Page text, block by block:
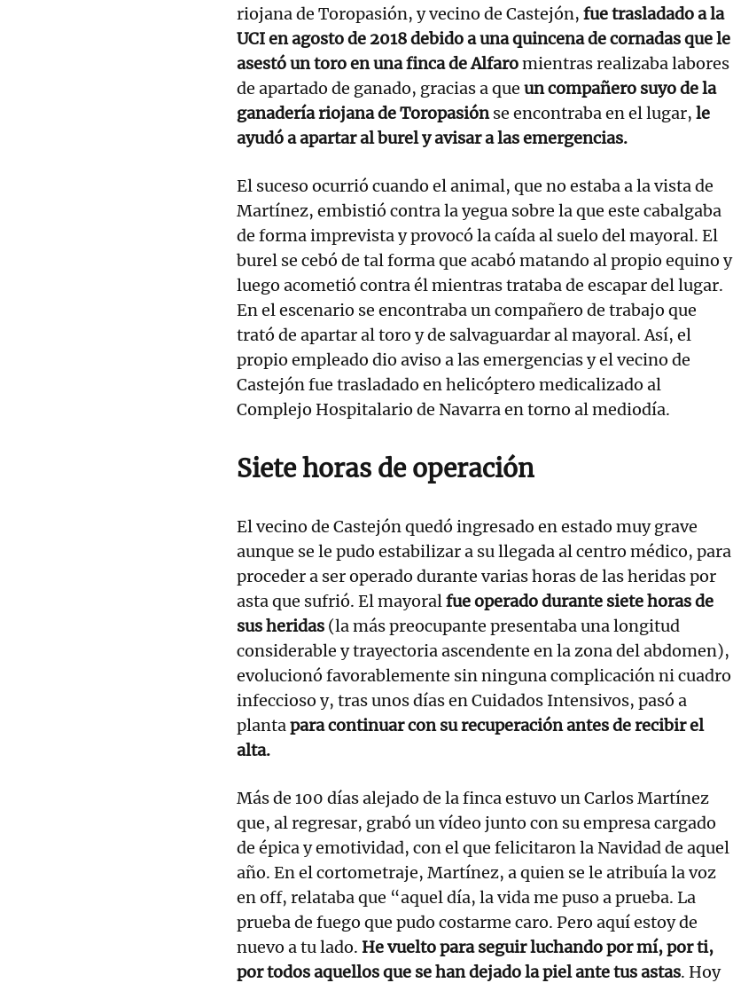
riojana de Toropasión, y vecino de Castejón, fue trasladado a la
UCI en agosto de 2018 debido a una quincena de cornadas que le
asestó un toro en una finca de Alfaromientras realizaba labores
de apartado de ganado, gracias a que un compañero suyo de la
ganadería riojana de Toropasiónse encontraba en el lugar, le
ayudó a apartar al burel y avisar a las emergencias.
El suceso ocurrió cuando el animal, que no estaba a la vista de
Martínez, embistió contra la yegua sobre la que este cabalgaba
de forma imprevista y provocó la caída al suelo del mayoral. El
burel se cebó de tal forma que acabó matando al propio equino y
luego acometió contra él mientras trataba de escapar del lugar.
En el escenario se encontraba un compañero de trabajo que
trató de apartar al toro y de salvaguardar al mayoral. Así, el
propio empleado dio aviso a las emergencias y el vecino de
Castejón fue trasladado en helicóptero medicalizado al
Complejo Hospitalario de Navarra en torno al mediodía.
Siete horas de operación
El vecino de Castejón quedó ingresado en estado muy grave
aunque se le pudo estabilizar a su llegada al centro médico, para
proceder a ser operado durante varias horas de las heridas por
asta que sufrió. El mayoralfue operado durante siete horas de
sus heridas (la más preocupante presentaba una longitud
considerable y trayectoria ascendente en la zona del abdomen),
evolucionó favorablemente sin ninguna complicación ni cuadro
infeccioso y, tras unos días en Cuidados Intensivos, pasó a
plantapara continuar con su recuperación antes de recibir el
alta.
Más de 100 días alejado de la finca estuvo un Carlos Martínez
que, al regresar, grabó un vídeo junto con su empresa cargado
de épica y emotividad, con el que felicitaron la Navidad de aquel
año. En el cortometraje, Martínez, a quien se le atribuía la voz
en off, relataba que “aquel día, la vida me puso a prueba. La
prueba de fuego que pudo costarme caro. Pero aquí estoy de
nuevo a tu lado. He vuelto para seguir luchando por mí, por ti,
por todos aquellos que se han dejado la piel ante tus astas. Hoy